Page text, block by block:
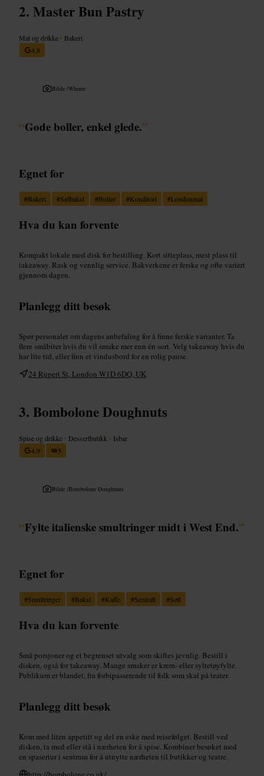
Master Bun Pastry
Mat og drikke • Bakeri
4,8
Bilde /Wheree
“Gode boller, enkel glede.”
Egnet for
#Bakeri #Søtbakst #Boller #Konditori #Londonmat
Hva du kan forvente
Kompakt lokale med disk for bestilling. Kort sitteplass, mest plass til
takeaway. Rask og vennlig service. Bakverkene er ferske og ofte variert
gjennom dagen.
Planlegg ditt besøk
Spør personalet om dagens anbefaling for å finne ferske varianter. Ta
flere småbiter hvis du vil smake mer enn én sort. Velg takeaway hvis du
har lite tid, eller finn et vindusbord for en rolig pause.
24 Rupert St, London W1D 6DQ, UK
Bombolone Doughnuts
Spise og drikke • Dessertbutikk • Isbar
4,9
5
Bilde /Bombolone Doughnuts
“Fylte italienske smultringer midt i West End.”
Egnet for
#Smultringer #Bakst #Kaffe #Sentralt #Søtt
Hva du kan forvente
Små porsjoner og et begrenset utvalg som skiftes jevnlig. Bestill i
disken, også for takeaway. Mange smaker er krem- eller syltetøyfylte.
Publikum er blandet, fra forbipasserende til folk som skal på teater.
Planlegg ditt besøk
Kom med liten appetitt og del en eske med reisefølget. Bestill ved
disken, ta med eller stå i nærheten for å spise. Kombiner besøket med
en spasertur i sentrum for å utnytte nærheten til butikker og teatre.